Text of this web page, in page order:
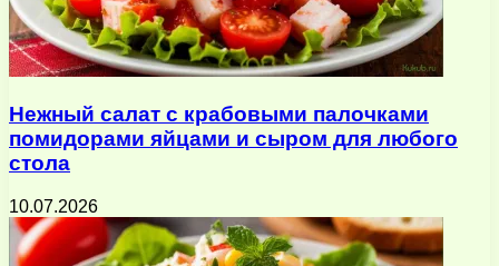
Нежный салат с крабовыми палочками
помидорами яйцами и сыром для любого
стола
10.07.2026